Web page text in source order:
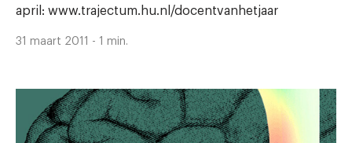
april: www.trajectum.hu.nl/docentvanhetjaar
31 maart 2011 - 1 min.